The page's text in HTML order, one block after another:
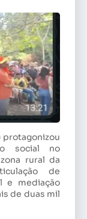
protagonizou
social no
rural da
de
e mediação
de duas mil